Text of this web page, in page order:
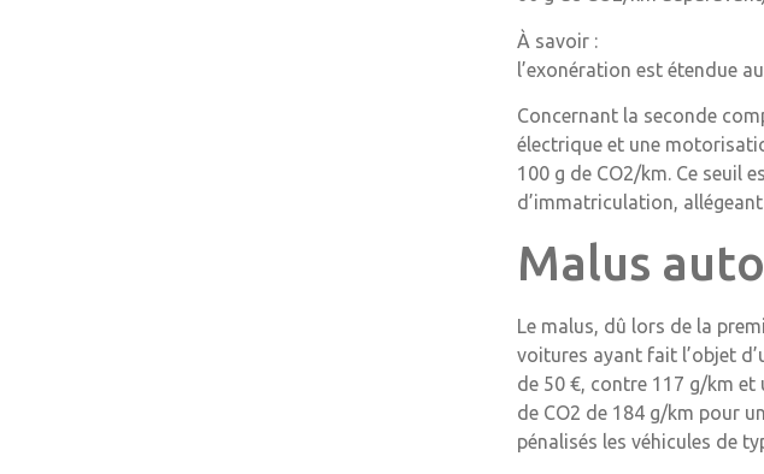
À savoir :
l’exonération est étendue
Concernant la seconde
électrique et une
100 g de CO2/km. Ce seuil
d’immatriculation,
Malus
Le malus, dû lors de la
voitures ayant fait l’objet
de 50 €, contre 117 g/km et
de CO2 de 184 g/km pour
pénalisés les véhicules de